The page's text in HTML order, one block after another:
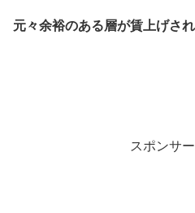
元々余裕のある層が賃上げさ
スポンサ